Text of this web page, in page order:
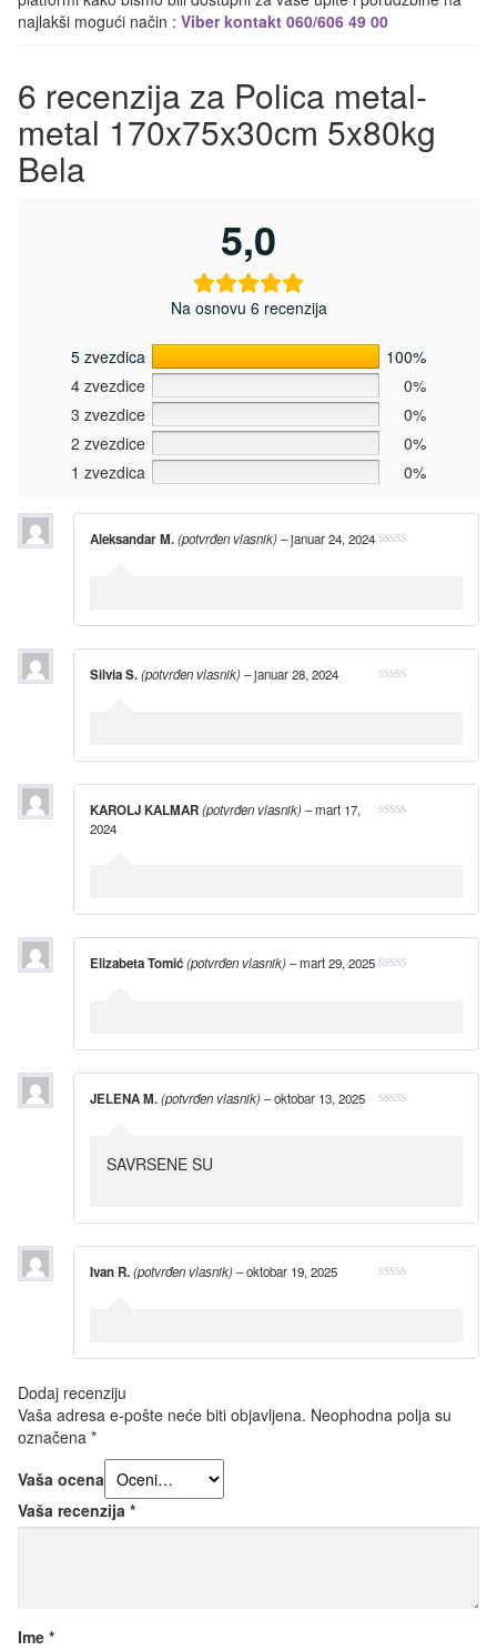
najlakši mogući način : Viber kontakt 060/606 49 00
6 recenzija za Polica metal-
metal 170x75x30cm 5x80kg
Bela
5,0
Na osnovu 6 recenzija
5 zvezdica
100%
4 zvezdice
0%
3 zvezdice
0%
2 zvezdice
0%
1 zvezdica
0%
Aleksandar M.(potvrđen vlasnik)–januar 24, 2024
Silvia S.(potvrđen vlasnik)–januar 28, 2024
KAROLJ KALMAR(potvrđen vlasnik)–mart 17,
2024
Elizabeta Tomić(potvrđen vlasnik)–mart 29, 2025
JELENA M.(potvrđen vlasnik)–oktobar 13, 2025
SAVRSENE SU
Ivan R.(potvrđen vlasnik)–oktobar 19, 2025
Dodaj recenziju
Vaša adresa e-pošte neće biti objavljena. Neophodna polja su
označena *
Vaša ocena
Vaša recenzija *
Ime *